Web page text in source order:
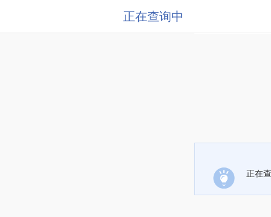
正在查询中
正在